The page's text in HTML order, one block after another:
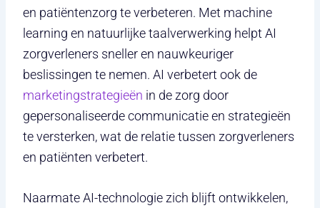
en patiëntenzorg te verbeteren. Met machine
learning en natuurlijke taalverwerking helpt AI
zorgverleners sneller en nauwkeuriger
beslissingen te nemen. AI verbetert ook de
marketingstrategieën in de zorg door
gepersonaliseerde communicatie en strategieën
te versterken, wat de relatie tussen zorgverleners
en patiënten verbetert.
Naarmate AI-technologie zich blijft ontwikkelen,